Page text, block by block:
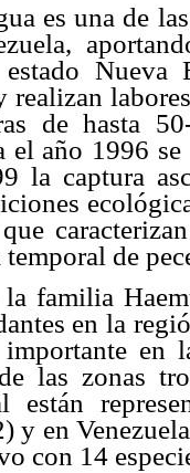
es una de
Nueva
de hasta
el año 1996
la captura
de
la familia
en la
en
las zonas
están
y en
con 14